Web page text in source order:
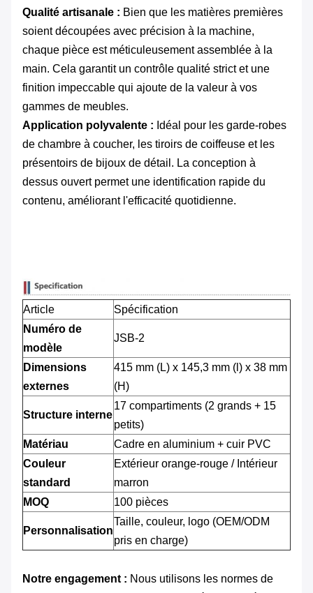
Qualité artisanale : ​ Bien que les matières premières
soient découpées avec précision à la machine,
chaque pièce est méticuleusement assemblée à la
main. Cela garantit un contrôle qualité strict et une
finition impeccable qui ajoute de la valeur à vos
gammes de meubles.
Application polyvalente : ​ Idéal pour les garde-robes
de chambre à coucher, les tiroirs de coiffeuse et les
présentoirs de bijoux de détail. La conception à
dessus ouvert permet une identification rapide du
contenu, améliorant l'efficacité quotidienne.
Article
Spécification
Numéro de
modèle
JSB-2
Dimensions
externes
415 mm (L) x 145,3 mm (l) x 38 mm
(H)
Structure interne
17 compartiments (2 grands + 15
petits)
Matériau
Cadre en aluminium + cuir PVC
Couleur
standard
Extérieur orange-rouge / Intérieur
marron
MOQ
100 pièces
Personnalisation
Taille, couleur, logo (OEM/ODM
pris en charge)
Notre engagement : ​ Nous utilisons les normes de